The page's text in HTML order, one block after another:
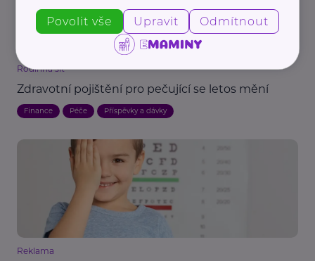
Rodinná síť
Zdravotní pojištění pro pečující se letos mění
Finance Péče Příspěvky a dávky
Reklama
Povolit vše Upravit Odmítnout